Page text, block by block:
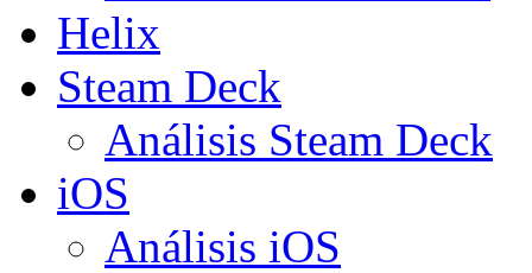
Helix
Steam Deck
Análisis Steam Deck
iOS
Análisis iOS